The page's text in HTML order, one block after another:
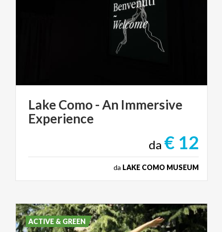
LakeComo-An Immersive
Experience
da € 12
da LAKE COMO MUSEUM
ACTIVE & GREEN